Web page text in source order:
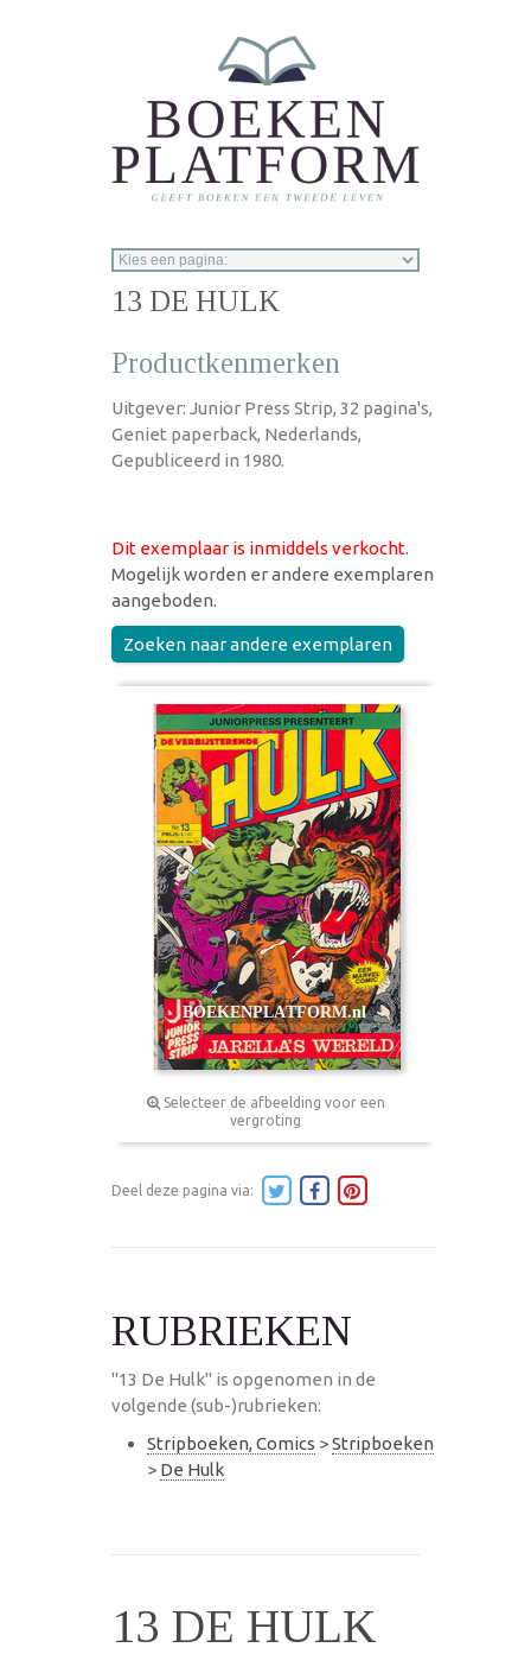
13 DE HULK
Productkenmerken
Uitgever: Junior Press Strip, 32 pagina's,
Geniet paperback, Nederlands,
Gepubliceerd in 1980.
Dit exemplaar is inmiddels verkocht.
Mogelijk worden er andere exemplaren
aangeboden.
Zoeken naar andere exemplaren
Selecteer de afbeelding voor een
vergroting
Deel deze pagina via:
RUBRIEKEN
"13 De Hulk" is opgenomen in de
volgende (sub-)rubrieken:
Stripboeken, Comics >Stripboeken
> De Hulk
13 DE HULK